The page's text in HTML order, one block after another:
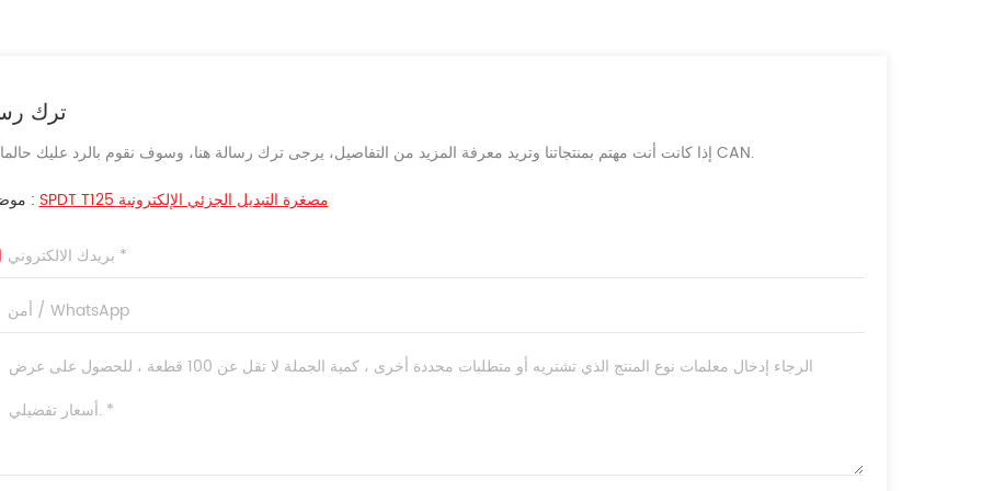
ترك
إذا كانت أنت مهتم بمنتجاتنا وتريد معرفة المزيد من التفاصيل، يرجى ترك رسالة هنا، وسوف نقوم بالرد عليك حالما نحن CAN.
موضوع :
SPDT T125 مصغرة التبديل الجزئي الإلكترونية